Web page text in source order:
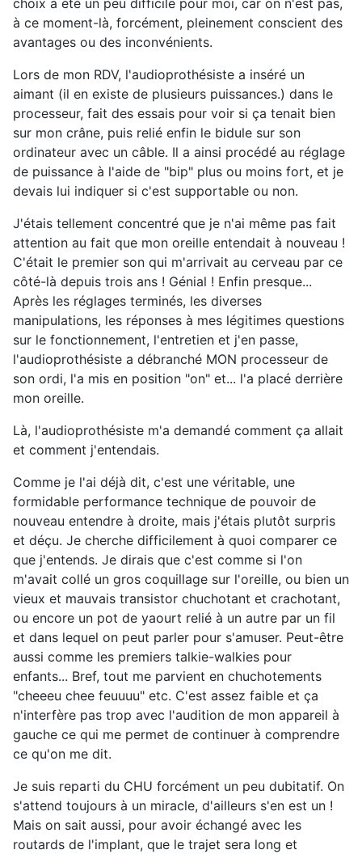
choix a été un peu difficile pour moi, car on n'est pas,
à ce moment-là, forcément, pleinement conscient des
avantages ou des inconvénients.
Lors de mon RDV, l'audioprothésiste a inséré un
aimant (il en existe de plusieurs puissances.) dans le
processeur, fait des essais pour voir si ça tenait bien
sur mon crâne, puis relié enfin le bidule sur son
ordinateur avec un câble. Il a ainsi procédé au réglage
de puissance à l'aide de "bip" plus ou moins fort, et je
devais lui indiquer si c'est supportable ou non.
J'étais tellement concentré que je n'ai même pas fait
attention au fait que mon oreille entendait à nouveau !
C'était le premier son qui m'arrivait au cerveau par ce
côté-là depuis trois ans ! Génial ! Enfin presque...
Après les réglages terminés, les diverses
manipulations, les réponses à mes légitimes questions
sur le fonctionnement, l'entretien et j'en passe,
l'audioprothésiste a débranché MON processeur de
son ordi, l'a mis en position "on" et... l'a placé derrière
mon oreille.
Là, l'audioprothésiste m'a demandé comment ça allait
et comment j'entendais.
Comme je l'ai déjà dit, c'est une véritable, une
formidable performance technique de pouvoir de
nouveau entendre à droite, mais j'étais plutôt surpris
et déçu. Je cherche difficilement à quoi comparer ce
que j'entends. Je dirais que c'est comme si l'on
m'avait collé un gros coquillage sur l'oreille, ou bien un
vieux et mauvais transistor chuchotant et crachotant,
ou encore un pot de yaourt relié à un autre par un fil
et dans lequel on peut parler pour s'amuser. Peut-être
aussi comme les premiers talkie-walkies pour
enfants... Bref, tout me parvient en chuchotements
"cheeeu chee feuuuu" etc. C'est assez faible et ça
n'interfère pas trop avec l'audition de mon appareil à
gauche ce qui me permet de continuer à comprendre
ce qu'on me dit.
Je suis reparti du CHU forcément un peu dubitatif. On
s'attend toujours à un miracle, d'ailleurs s'en est un !
Mais on sait aussi, pour avoir échangé avec les
routards de l'implant, que le trajet sera long et